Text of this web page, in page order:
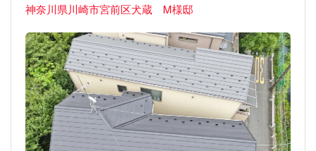
神奈川県川崎市宮前区犬蔵 M様邸